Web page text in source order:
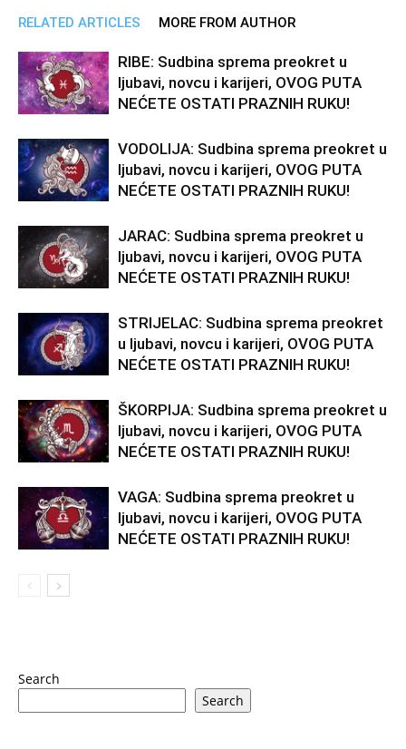
RELATED ARTICLES MORE FROM AUTHOR
RIBE: Sudbina sprema preokret u
ljubavi, novcu i karijeri, OVOG PUTA
NEĆETE OSTATI PRAZNIH RUKU!
VODOLIJA: Sudbina sprema preokret u
ljubavi, novcu i karijeri, OVOG PUTA
NEĆETE OSTATI PRAZNIH RUKU!
JARAC: Sudbina sprema preokret u
ljubavi, novcu i karijeri, OVOG PUTA
NEĆETE OSTATI PRAZNIH RUKU!
STRIJELAC: Sudbina sprema preokret
u ljubavi, novcu i karijeri, OVOG PUTA
NEĆETE OSTATI PRAZNIH RUKU!
ŠKORPIJA: Sudbina sprema preokret u
ljubavi, novcu i karijeri, OVOG PUTA
NEĆETE OSTATI PRAZNIH RUKU!
VAGA: Sudbina sprema preokret u
ljubavi, novcu i karijeri, OVOG PUTA
NEĆETE OSTATI PRAZNIH RUKU!
Search
Search